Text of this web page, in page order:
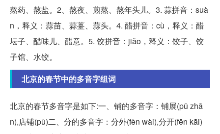
熬药、熬盐。2、熬夜、煎熬、熬年头儿。3. 蒜拼音：suà
n，释义：蒜苗、蒜薹、蒜头。4. 醋拼音：cù，释义：醋
坛子、醋味儿、醋意。5. 饺拼音：jiǎo，释义：饺子、饺
子馆、水饺。
北京的春节中的多音字组词
北京的春节多音字是如下:一、铺的多音字：铺展(pū zhǎ
n),店铺(pù)二、分的多音字：分外(fèn wài),分开(fēn kāi)